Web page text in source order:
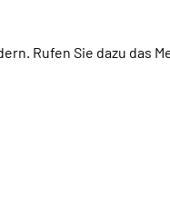
Rufen Sie dazu das